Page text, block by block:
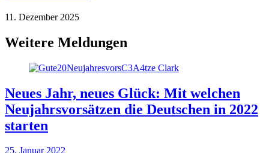
11. Dezember 2025
Weitere Meldungen
Neues Jahr, neues Glück: Mit welchen
Neujahrsvorsätzen die Deutschen in 2022
starten
25. Januar 2022